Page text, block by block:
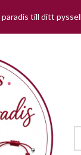
till ditt